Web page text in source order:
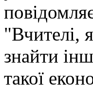
"Вчителі,
знайти
такої